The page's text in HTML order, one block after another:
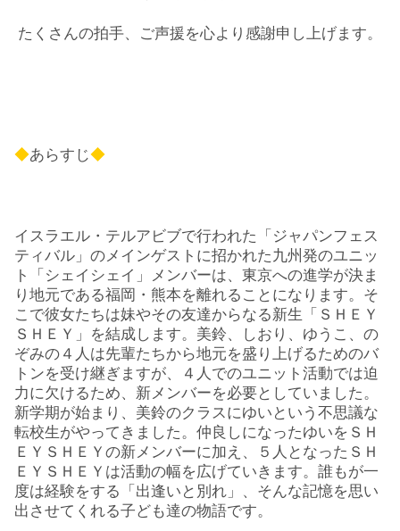
たくさんの拍手、ご声援を心より感謝申し上げます。
◆あらすじ◆
イスラエル・テルアビブで行われた「ジャパンフェス
ティバル」のメインゲストに招かれた九州発のユニッ
ト「シェイシェイ」メンバーは、東京への進学が決ま
り地元である福岡・熊本を離れることになります。そ
こで彼女たちは妹やその友達からなる新生「ＳＨＥＹ
ＳＨＥＹ」を結成します。美鈴、しおり、ゆうこ、の
ぞみの４人は先輩たちから地元を盛り上げるためのバ
トンを受け継ぎますが、４人でのユニット活動では迫
力に欠けるため、新メンバーを必要としていました。
新学期が始まり、美鈴のクラスにゆいという不思議な
転校生がやってきました。仲良しになったゆいをＳＨ
ＥＹＳＨＥＹの新メンバーに加え、５人となったＳＨ
ＥＹＳＨＥＹは活動の幅を広げていきます。誰もが一
度は経験をする「出逢いと別れ」、そんな記憶を思い
出させてくれる子ども達の物語です。